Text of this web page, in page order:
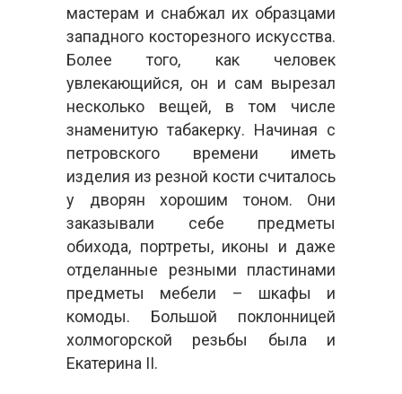
мастерам и снабжал их образцами
западного косторезного искусства.
Более того, как человек
увлекающийся, он и сам вырезал
несколько вещей, в том числе
знаменитую табакерку. Начиная с
петровского времени иметь
изделия из резной кости считалось
у дворян хорошим тоном. Они
заказывали себе предметы
обихода, портреты, иконы и даже
отделанные резными пластинами
предметы мебели – шкафы и
комоды. Большой поклонницей
холмогорской резьбы была и
Екатерина II.